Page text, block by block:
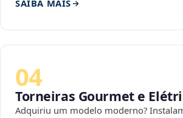
SAIBA MAIS
04
Torneiras Gourmet e
Adquiriu um modelo moderno?